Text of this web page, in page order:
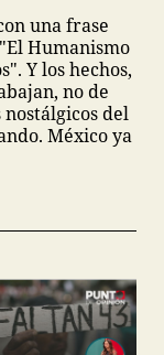
una frase
Humanismo
Y los hechos,
no de
del
México ya